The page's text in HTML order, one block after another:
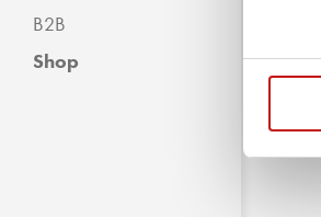
B2B
Shop